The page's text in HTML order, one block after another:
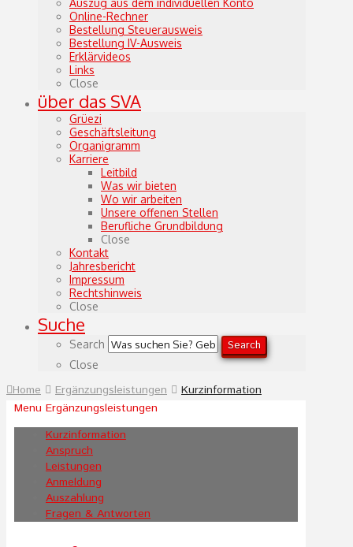
Auszug aus dem individuellen Konto
Online-Rechner
Bestellung Steuerausweis
Bestellung IV-Ausweis
Erklärvideos
Links
Close
über das SVA
Grüezi
Geschäftsleitung
Organigramm
Karriere
Leitbild
Was wir bieten
Wo wir arbeiten
Unsere offenen Stellen
Berufliche Grundbildung
Close
Kontakt
Jahresbericht
Impressum
Rechtshinweis
Close
Suche
Search Search
Close
Home Ergänzungsleistungen
Kurzinformation
Menu Ergänzungsleistungen
Kurzinformation
Anspruch
Leistungen
Anmeldung
Auszahlung
Fragen & Antworten